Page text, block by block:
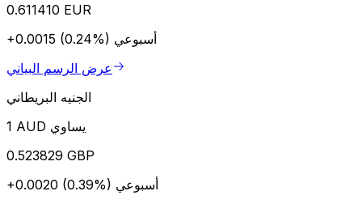
0.611410 EUR
+0.0015 (0.24%) أسبوعي
عرض الرسم البياني
الجنيه البريطاني
1 AUD يساوي
0.523829 GBP
+0.0020 (0.39%) أسبوعي